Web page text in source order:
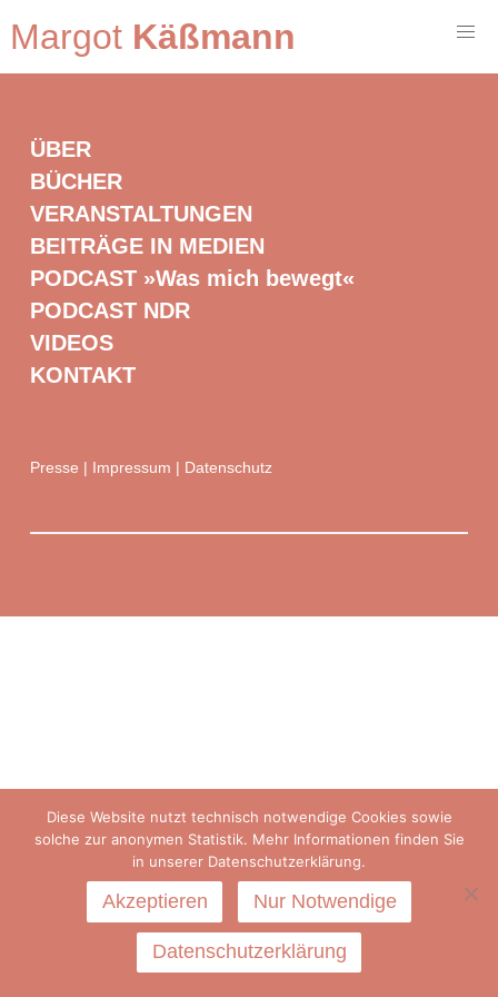
Margot Käßmann
ÜBER
BÜCHER
VERANSTALTUNGEN
BEITRÄGE IN MEDIEN
PODCAST »Was mich bewegt«
PODCAST NDR
VIDEOS
KONTAKT
Presse Impressum Datenschutz
Diese Website nutzt technisch notwendige Cookies sowie
solche zur anonymen Statistik. Mehr Informationen finden Sie
in unserer Datenschutzerklärung.
Akzeptieren Nur Notwendige
Datenschutzerklärung